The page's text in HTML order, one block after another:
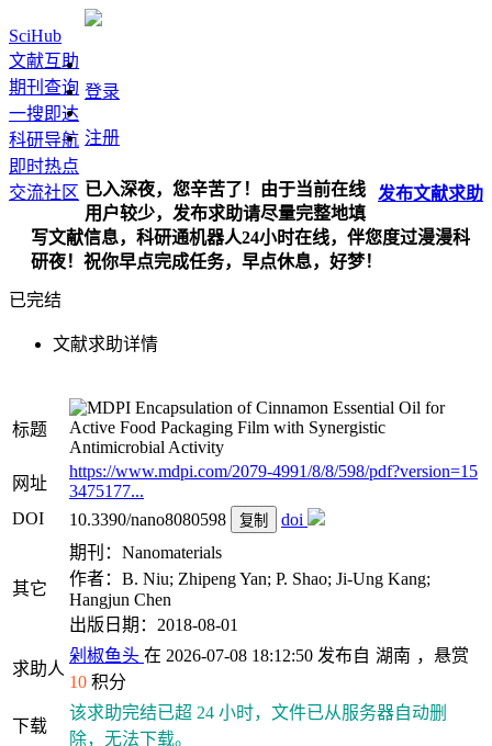
SciHub
文献互助
期刊查询
一搜即达
科研导航
即时热点
交流社区
登录
注册
发布文献求助
已入深夜，您辛苦了！由于当前在线
用户较少，发布求助请尽量完整地填
写文献信息，科研通机器人24小时在线，伴您度过漫漫科
研夜！祝你早点完成任务，早点休息，好梦！
已完结
文献求助详情
标题
Encapsulation of Cinnamon Essential Oil for
Active Food Packaging Film with Synergistic
Antimicrobial Activity
网址
https://www.mdpi.com/2079-4991/8/8/598/pdf?version=15
3475177...
DOI
10.3390/nano8080598 复制 doi
其它
期刊：Nanomaterials
作者：B. Niu; Zhipeng Yan; P. Shao; Ji-Ung Kang;
Hangjun Chen
出版日期：2018-08-01
求助人
剁椒鱼头 在 2026-07-08 18:12:50 发布自 湖南 ，悬赏
10 积分
下载
该求助完结已超 24 小时，文件已从服务器自动删
除，无法下载。